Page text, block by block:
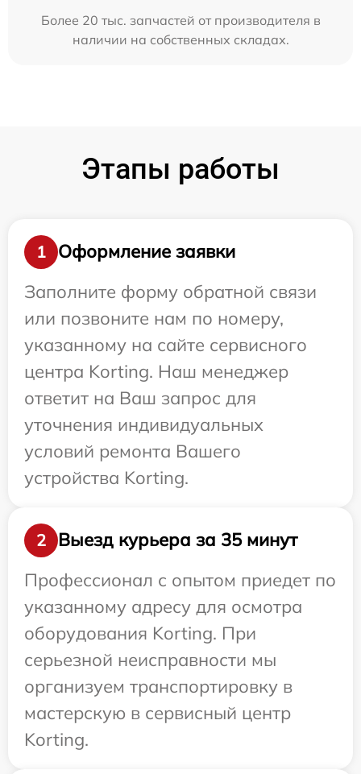
Более 20 тыс. запчастей от производителя в
наличии на собственных складах.
Этапы работы
1
Оформление заявки
Заполните форму обратной связи
или позвоните нам по номеру,
указанному на сайте сервисного
центра Korting. Наш менеджер
ответит на Ваш запрос для
уточнения индивидуальных
условий ремонта Вашего
устройства Korting.
2
Выезд курьера за 35 минут
Профессионал с опытом приедет по
указанному адресу для осмотра
оборудования Korting. При
серьезной неисправности мы
организуем транспортировку в
мастерскую в сервисный центр
Korting.